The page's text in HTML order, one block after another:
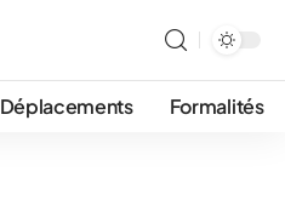
Déplacements Formalités